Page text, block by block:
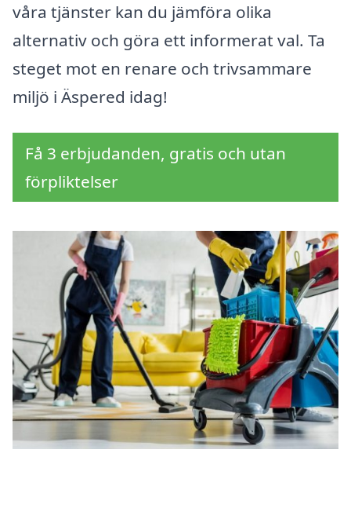
våra tjänster kan du jämföra olika
alternativ och göra ett informerat val. Ta
steget mot en renare och trivsammare
miljö i Äspered idag!
Få 3 erbjudanden, gratis och utan
förpliktelser